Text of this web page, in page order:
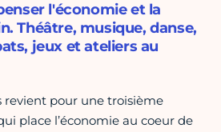
l'économie et la
Théâtre, musique, danse,
jeux et ateliers au
revient pour une troisième
place l’économie au coeur de